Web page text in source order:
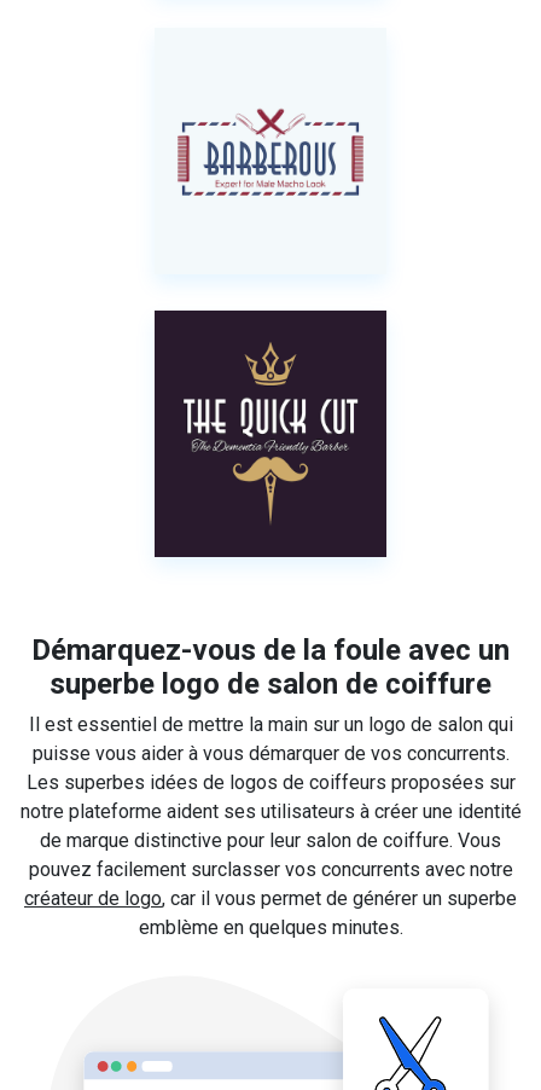
Démarquez-vous de la foule avec un
superbe logo de salon de coiffure
Il est essentiel de mettre la main sur un logo de salon qui
puisse vous aider à vous démarquer de vos concurrents.
Les superbes idées de logos de coiffeurs proposées sur
notre plateforme aident ses utilisateurs à créer une identité
de marque distinctive pour leur salon de coiffure. Vous
pouvez facilement surclasser vos concurrents avec notre
créateur de logo, car il vous permet de générer un superbe
emblème en quelques minutes.